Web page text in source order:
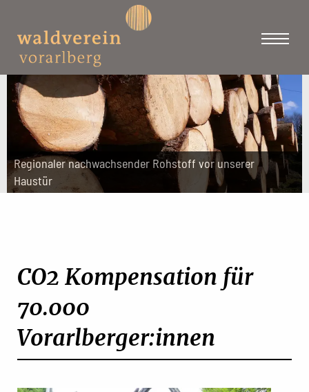
Regionaler nachwachsender Rohstoff vor unserer
Haustür
CO2 Kompensation für
70.000
Vorarlberger:innen